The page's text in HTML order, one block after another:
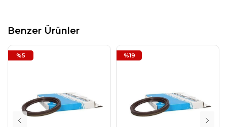
Benzer Ürünler
%5 %19